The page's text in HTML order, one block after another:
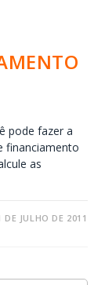
pode fazer a
financiamento
as
DE JULHO DE 2011